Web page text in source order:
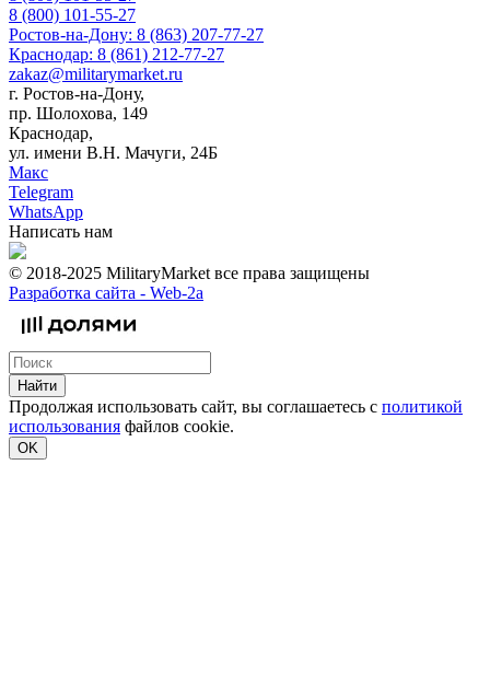
8 (800) 101-55-27
Ростов-на-Дону: 8 (863) 207-77-27
Краснодар: 8 (861) 212-77-27
zakaz@militarymarket.ru
г. Ростов-на-Дону,
пр. Шолохова, 149
Краснодар,
ул. имени В.Н. Мачуги, 24Б
Макс
Telegram
WhatsApp
Написать нам
© 2018-2025 MilitaryMarket все права защищены
Разработка сайта - Web-2a
Найти
Продолжая использовать сайт, вы соглашаетесь с политикой
использования файлов cookie.
OK